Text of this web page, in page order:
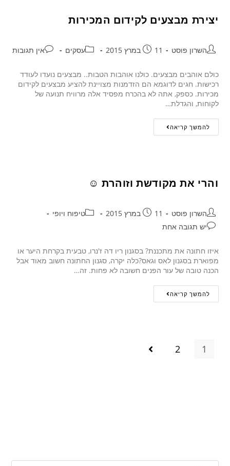
יצירת מבצעים לקידום המכירות
השרון פוסט 11 במרץ 2015 עסקים אין תגובות
כולם אוהבים מבצעים. כולנו אוהבות הטבות.. מבצעים נועדו לעודד
רכישות. חגים לדוגמא הם הזדמנות מצויינת להציע מבצעים לקידום
מכירות. כספק, אתה לא בהכרח מפסיד אלה מרוויח תנועה של
לקוחות, והגדלת…
להמשך קריאה
והרי את מקודשת וזוהרת ☺
השרון פוסט 11 במרץ 2015
טיפוח ויופי
יש תגובה אחת
איזו חתונה את מתכננת? בסגנון ריו דה ז'נרו, טבעית בקרחת היער או
מפוארת בסגנון לאס וגאס?כלה יקרה, סגנון החתונה חשוב מאוד אבל
הכנה טובה של עור הפנים חשובה לא פחות. זה…
להמשך קריאה
1
2